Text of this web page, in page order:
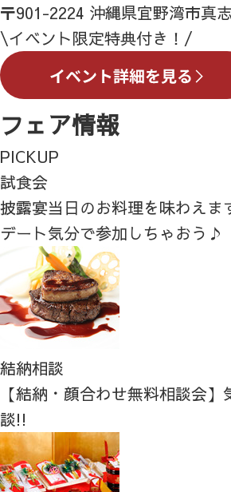
〒901-2224 沖縄県宜野湾市真
\イベント限定特典付き！/
フェア情報
PICKUP
試食会
披露宴当日のお料理を味わえま
デート気分で参加しちゃおう♪
結納相談
【結納・顔合わせ無料相談会
談!!